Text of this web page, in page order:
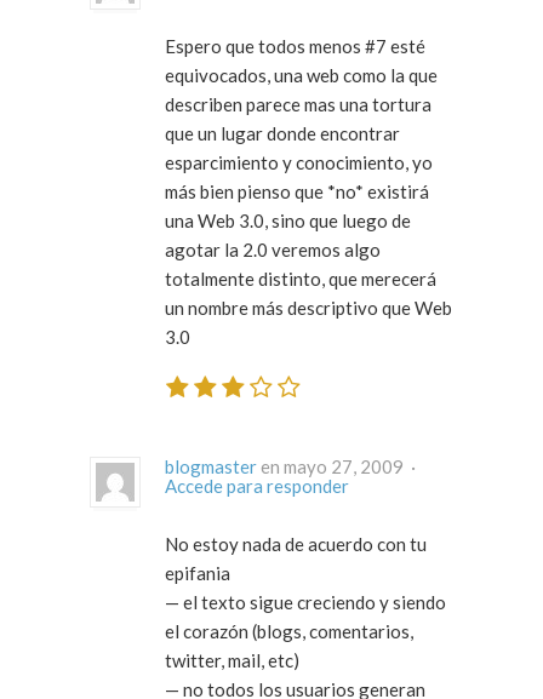
Espero que todos menos #7 esté
equivocados, una web como la que
describen parece mas una tortura
que un lugar donde encontrar
esparcimiento y conocimiento, yo
más bien pienso que *no* existirá
una Web 3.0, sino que luego de
agotar la 2.0 veremos algo
totalmente distinto, que merecerá
un nombre más descriptivo que Web
3.0
blogmaster
en mayo 27, 2009 ·
Accede para responder
No estoy nada de acuerdo con tu
epifania
— el texto sigue creciendo y siendo
el corazón (blogs, comentarios,
twitter, mail, etc)
— no todos los usuarios generan